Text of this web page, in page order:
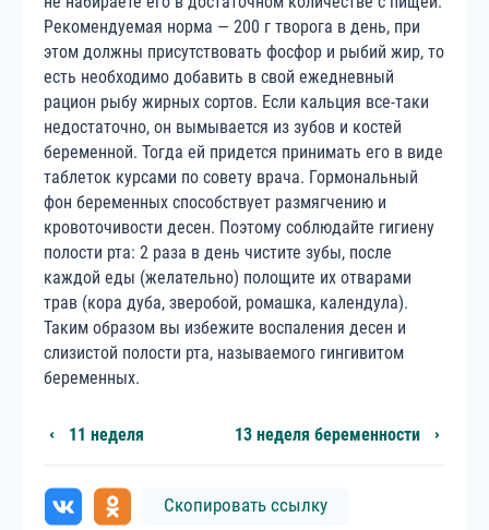
Рекомендуемая норма — 200 г творога в день, при
этом должны присутствовать фосфор и рыбий жир, то
есть необходимо добавить в свой ежедневный
рацион рыбу жирных сортов. Если кальция все-таки
недостаточно, он вымывается из зубов и костей
беременной. Тогда ей придется принимать его в виде
таблеток курсами по совету врача. Гормональный
фон беременных способствует размягчению и
кровоточивости десен. Поэтому соблюдайте гигиену
полости рта: 2 раза в день чистите зубы, после
каждой еды (желательно) полощите их отварами
трав (кора дуба, зверобой, ромашка, календула).
Таким образом вы избежите воспаления десен и
слизистой полости рта, называемого гингивитом
беременных.
11 неделя 13 неделя беременности
Скопировать ссылку